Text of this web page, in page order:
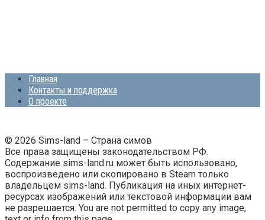
Главная
Контакты и поддержка
О проекте
© 2026 Sims-land – Страна симов
Все права защищены законодательством РФ.
Содержание sims-land.ru может быть использовано,
воспроизведено или скопировано в Steam только
владельцем sims-land. Публикация на иных интернет-
ресурсах изображений или текстовой информации вам
не разрешается. You are not permitted to copy any image,